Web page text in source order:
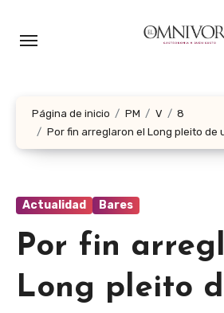
Página de inicio PM V
8
Por fin arreglaron el Long pleito de
Actualidad Bares
Por fin
Long pleito